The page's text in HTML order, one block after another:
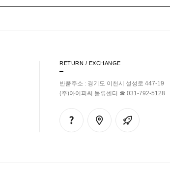
RETURN / EXCHANGE
반품주소 : 경기도 이천시 설성로 447-19
(주)아이피씨 물류센터 ☎ 031-792-5128